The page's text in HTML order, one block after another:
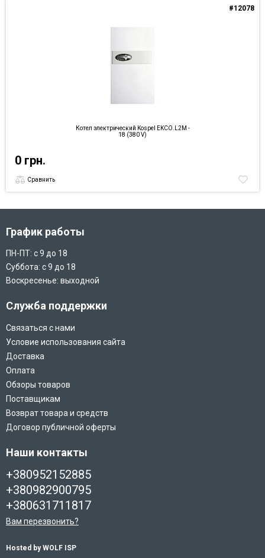
#12078
Котел электрический Kospel EKCO.L2M -
18 (380 V)
0 грн.
Сравнить
График работы
ПН-ПТ: с 9 до 18
Суббота: с 9 до 18
Воскресенье: выходной
Служба поддержки
Связаться с нами
Условие использования сайта
Доставка
Оплата
Обзоры товаров
Поставщикам
Возврат товара и средств
Договор публичной оферты
Наши контакты
+380952152885
+380982900795
+380631711817
Вам перезвонить?
Hosted by WOLF ISP